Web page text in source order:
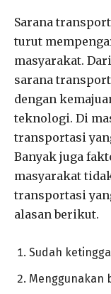
Sarana
turut
masyarakat.
sarana
dengan
teknologi. Di
transportasi
Banyak juga
masyarakat
transportasi
alasan berikut.
Sudah
Menggunakan